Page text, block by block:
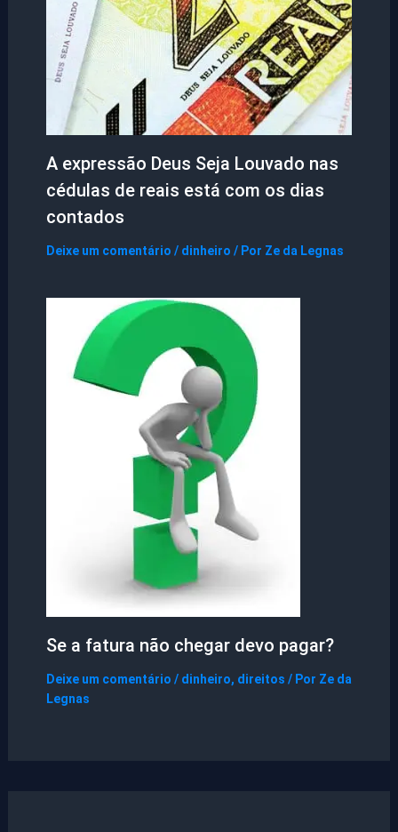
A expressão Deus Seja Louvado nas
cédulas de reais está com os dias
contados
Deixe um comentário / dinheiro / Por Ze da Legnas
Se a fatura não chegar devo pagar?
Deixe um comentário / dinheiro, direitos / Por Ze da
Legnas